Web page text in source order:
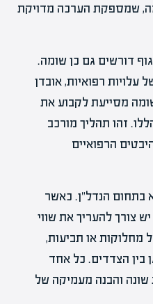
שמספקת הערכה מדויקת
דורשים גם כן שומה.
רפואיות, אובדן
מסייעת לקבוע את
זהו תהליך מורכב
הרפואיים
בתחום הנדל"ן. כאשר
צורך להעריך את שווי
מחלוקות או תביעות,
בין הצדדים. כל אחד
והבנה מעמיקה של